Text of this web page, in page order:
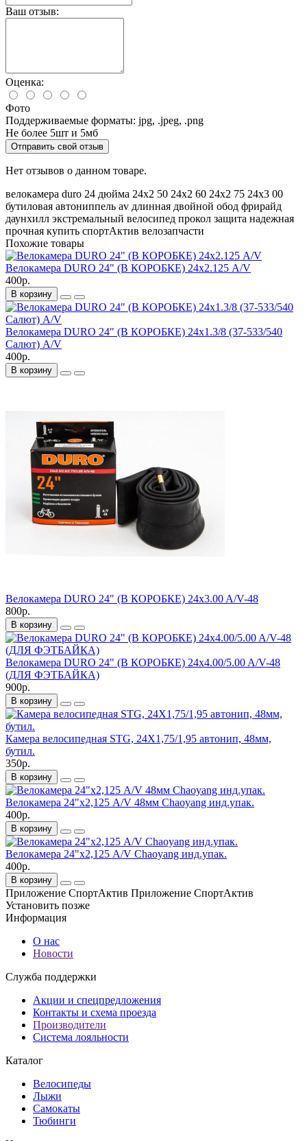
Ваш отзыв:
Оценка:
Фото
Поддерживаемые форматы: jpg, .jpeg, .png
Не более 5шт и 5мб
Отправить свой отзыв
Нет отзывов о данном товаре.
велокамера duro 24 дюйма 24x2 50 24x2 60 24x2 75 24x3 00
бутиловая автониппель av длинная двойной обод фрирайд
даунхилл экстремальный велосипед прокол защита надежная
прочная купить спортАктив велозапчасти
Похожие товары
Велокамера DURO 24" (В КОРОБКЕ) 24х2.125 A/V
400р.
В корзину
Велокамера DURO 24" (В КОРОБКЕ) 24х1.3/8 (37-533/540
Салют) A/V
400р.
В корзину
Велокамера DURO 24" (В КОРОБКЕ) 24x3.00 A/V-48
800р.
В корзину
Велокамера DURO 24" (В КОРОБКЕ) 24x4.00/5.00 A/V-48
(ДЛЯ ФЭТБАЙКА)
900р.
В корзину
Камера велосипедная STG, 24X1,75/1,95 автонип, 48мм,
бутил.
350р.
В корзину
Велокамера 24"х2,125 A/V 48мм Chaoyang инд.упак.
400р.
В корзину
Велокамера 24"х2,125 A/V Chaoyang инд.упак.
400р.
В корзину
Приложение СпортАктив Приложение СпортАктив
Установить позже
Информация
О нас
Новости
Служба поддержки
Акции и спецпредложения
Контакты и схема проезда
Производители
Система лояльности
Каталог
Велосипеды
Лыжи
Самокаты
Тюбинги